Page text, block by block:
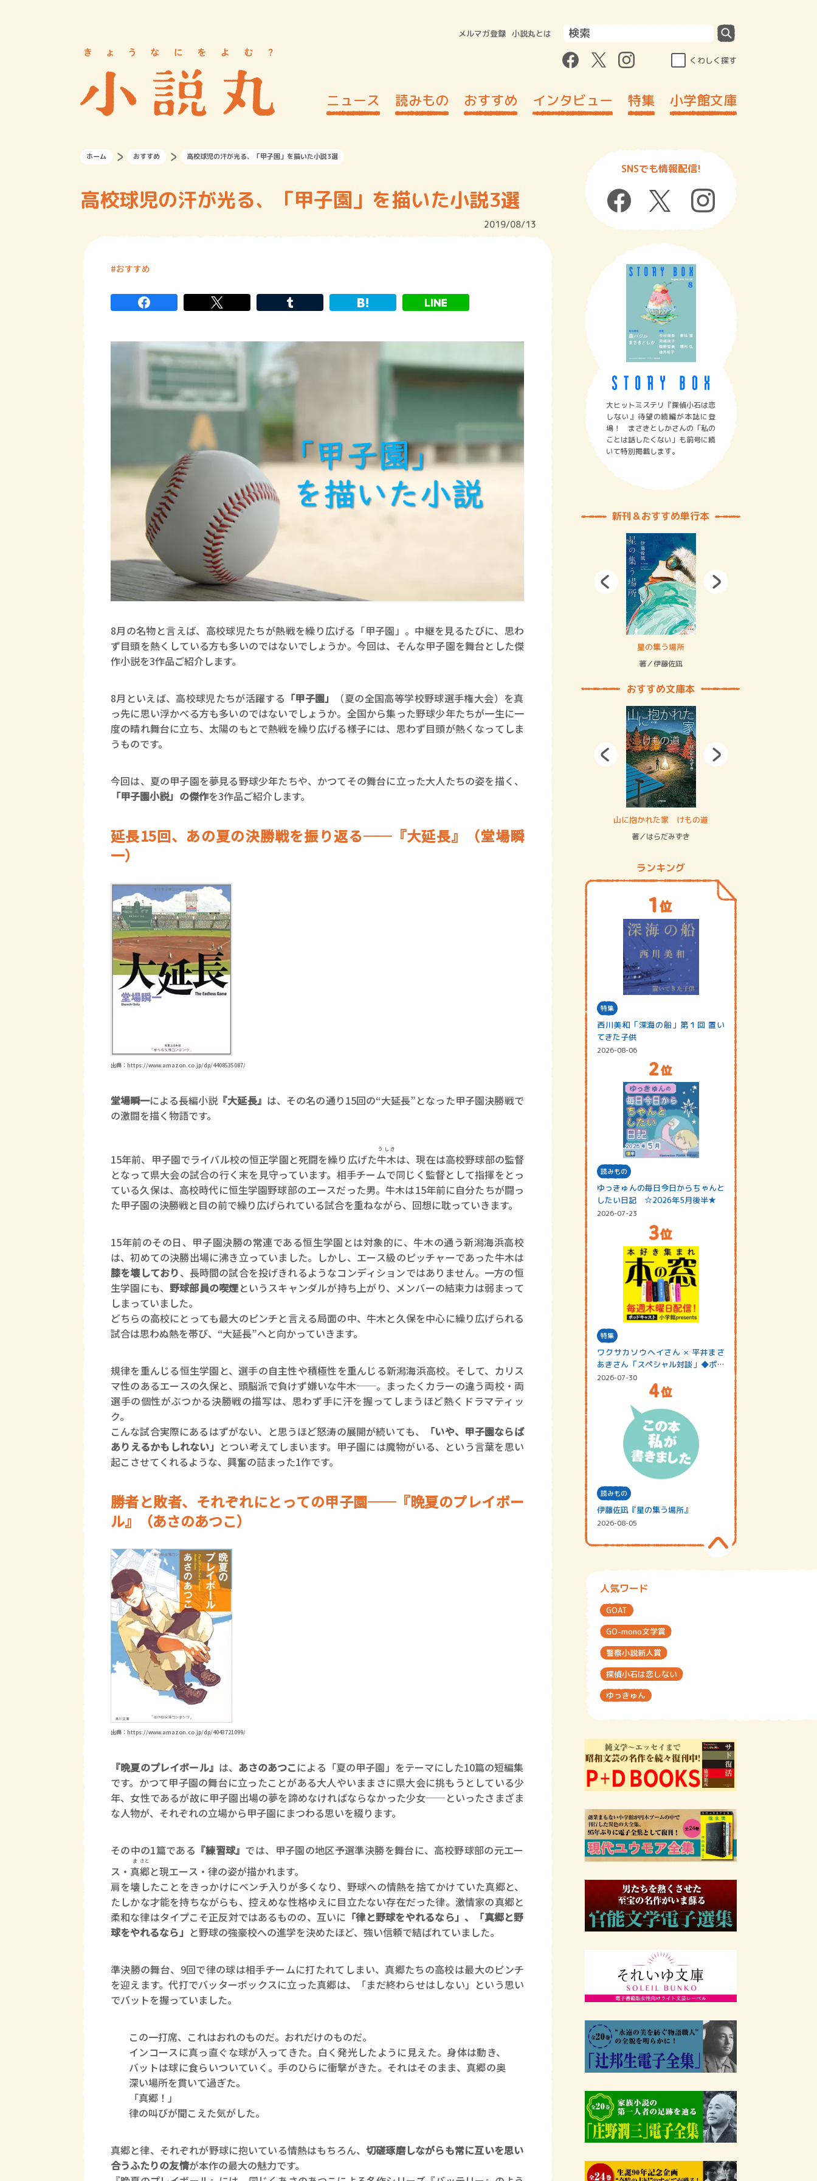
メルマガ登録 小説丸とは
くわしく探す
ニュース 読みもの おすすめ インタビュー 特集 小学館文庫
ホーム おすすめ 高校球児の汗が光る、「甲子園」を描いた小説3選
高校球児の汗が光る、「甲子園」を描いた小説3選
2019/08/13
おすすめ
8月の名物と言えば、高校球児たちが熱戦を繰り広げる「甲子園」。中継を見るたびに、思わ
ず目頭を熱くしている方も多いのではないでしょうか。今回は、そんな甲子園を舞台とした傑
作小説を3作品ご紹介します。
8月といえば、高校球児たちが活躍する 「甲子園」
（夏の全国高等学校野球選手権大会）を真
っ先に思い浮かべる方も多いのではないでしょうか。全国から集った野球少年たちが一生に一
度の晴れ舞台に立ち、太陽のもとで熱戦を繰り広げる様子には、思わず目頭が熱くなってしま
うものです。
今回は、夏の甲子園を夢見る野球少年たちや、かつてその舞台に立った大人たちの姿を描く、
「甲子園小説」の傑作を3作品ご紹介します。
延長15回、あの夏の決勝戦を振り返る──『大延長』（堂場瞬
一）
出典：https://www.amazon.co.jp/dp/4408535087/
堂場瞬一による長編小説 『大延長』 は、その名の通り15回の“大延長”となった甲子園決勝戦で
の激闘を描く物語です。
15年前、甲子園でライバル校の恒正学園と死闘を繰り広げた牛木
うしき
は、現在は高校野球部の監督
となって県大会の試合の行く末を見守っています。相手チームで同じく監督として指揮をとっ
ている久保は、高校時代に恒生学園野球部のエースだった男。牛木は15年前に自分たちが闘っ
た甲子園の決勝戦と目の前で繰り広げられている試合を重ねながら、回想に耽っていきます。
15年前のその日、甲子園決勝の常連である恒生学園とは対象的に、牛木の通う新潟海浜高校
は、初めての決勝出場に沸き立っていました。しかし、エース級のピッチャーであった牛木は
膝を壊しており、長時間の試合を投げきれるようなコンディションではありません。一方の恒
生学園にも、 野球部員の喫煙というスキャンダルが持ち上がり、メンバーの結束力は弱まって
しまっていました。
どちらの高校にとっても最大のピンチと言える局面の中、牛木と久保を中心に繰り広げられる
試合は思わぬ熱を帯び、“大延長”へと向かっていきます。
規律を重んじる恒生学園と、選手の自主性や積極性を重んじる新潟海浜高校。そして、カリス
マ性のあるエースの久保と、頭脳派で負けず嫌いな牛木──。まったくカラーの違う両校・両
選手の個性がぶつかる決勝戦の描写は、思わず手に汗を握ってしまうほど熱くドラマティッ
ク。
こんな試合実際にあるはずがない、と思うほど怒涛の展開が続いても、
「いや、甲子園ならば
ありえるかもしれない」 とつい考えてしまいます。甲子園には魔物がいる、という言葉を思い
起こさせてくれるような、興奮の詰まった1作です。
勝者と敗者、それぞれにとっての甲子園──『晩夏のプレイボー
ル』（あさのあつこ）
出典：https://www.amazon.co.jp/dp/4043721099/
『晩夏のプレイボール』 は、 あさのあつこによる「夏の甲子園」をテーマにした10篇の短編集
です。かつて甲子園の舞台に立ったことがある大人やいままさに県大会に挑もうとしている少
年、女性であるが故に甲子園出場の夢を諦めなければならなかった少女──といったさまざま
な人物が、それぞれの立場から甲子園にまつわる思いを綴ります。
その中の1篇である 『練習球』 では、甲子園の地区予選準決勝を舞台に、高校野球部の元エー
ス・ 真
ま
郷
さと
と現エース・律の姿が描かれます。
肩を壊したことをきっかけにベンチ入りが多くなり、野球への情熱を捨てかけていた真郷と、
たしかな才能を持ちながらも、控えめな性格ゆえに目立たない存在だった律。激情家の真郷と
柔和な律はタイプこそ正反対ではあるものの、互いに 「律と野球をやれるなら」、「真郷と野
球をやれるなら」 と野球の強豪校への進学を決めたほど、強い信頼で結ばれていました。
準決勝の舞台、9回で律の球は相手チームに打たれてしまい、真郷たちの高校は最大のピンチ
を迎えます。代打でバッターボックスに立った真郷は、「まだ終わらせはしない」という思い
でバットを握っていました。
この一打席、これはおれのものだ。おれだけのものだ。
インコースに真っ直ぐな球が入ってきた。白く発光したように見えた。身体は動き、
バットは球に食らいついていく。手のひらに衝撃がきた。それはそのまま、真郷の奥
深い場所を貫いて過ぎた。
「真郷！」
律の叫びが聞こえた気がした。
真郷と律、それぞれが野球に抱いている情熱はもちろん、 切磋琢磨しながらも常に互いを思い
合うふたりの友情が本作の最大の魅力です。
SNSでも情報配信!
大ヒットミステリ『探偵小石は恋
しない』待望の続編が本誌に登
場！ まさきとしかさんの「私の
ことは話したくない」も前号に続
いて特別掲載します。
新刊＆おすすめ単行本
賞金稼ぎスリーサム！ 二重拘束の… 星の集う場所
著／伊藤佐凪
おすすめ文庫本
ロボット・イン・ザ・システム
著／デボラ・イン…
山に抱かれた家 けもの道
著／はらだみずき
ランキング
特集
西川美和「深海の船」第１回 置い
てきた子供
2026-08-06
読みもの
ゆっきゅんの毎日今日からちゃんと
したい日記 ☆2026年5月後半★
2026-07-23
特集
ワクサカソウヘイさん × 平井まさ
あきさん「スペシャル対談」◆ポッ
ドキャスト…
2026-07-30
読みもの
伊藤佐凪『星の集う場所』
2026-08-05
人気ワード
GOAT
GO-mono文学賞
警察小説新人賞
探偵小石は恋しない
ゆっきゅん